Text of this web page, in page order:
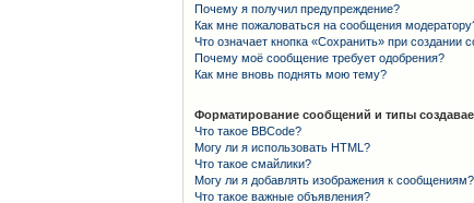
Почему я получил предупреждение?
Как мне пожаловаться на сообщения
Что означает кнопка «Сохранить» при создании
Почему моё сообщение требует одобрения?
Как мне вновь поднять мою тему?
Форматирование сообщений и типы
Что такое BBCode?
Могу ли я использовать HTML?
Что такое смайлики?
Могу ли я добавлять изображения к сообщениям?
Что такое важные объявления?